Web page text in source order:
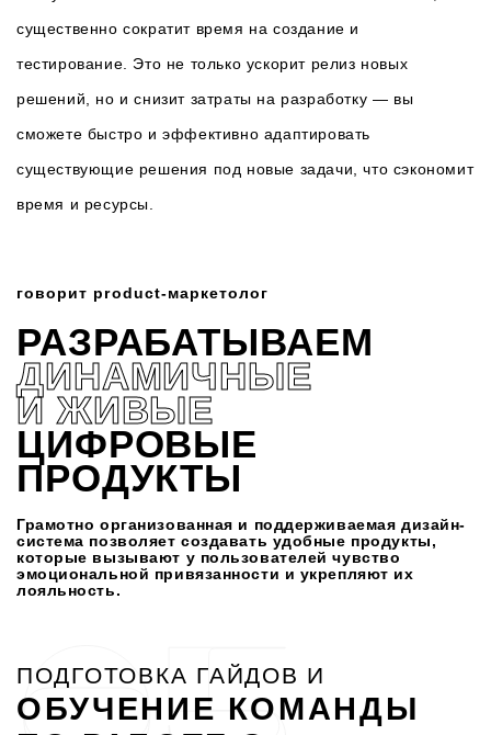
существенно сократит время на создание и
тестирование. Это не только ускорит релиз новых
решений, но и снизит затраты на разработку — вы
сможете быстро и эффективно адаптировать
существующие решения под новые задачи, что сэкономит
время и ресурсы.
говорит product-маркетолог
РАЗРАБАТЫВАЕМ
ДИНАМИЧНЫЕ
И ЖИВЫЕ
ЦИФРОВЫЕ
ПРОДУКТЫ
Грамотно организованная и поддерживаемая дизайн-
система позволяет создавать удобные продукты,
которые вызывают у пользователей чувство
эмоциональной привязанности и укрепляют их
лояльность.
ПОДГОТОВКА ГАЙДОВ И
ОБУЧЕНИЕ КОМАНДЫ